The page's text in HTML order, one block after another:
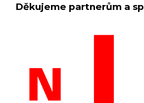
Děkujeme partnerům a